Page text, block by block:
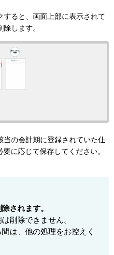
すると、画面上部に表示されて
します。
当の会計期に登録されていた仕
に応じて保存してください。
されます。
削除できません。
は、他の処理をお控えく